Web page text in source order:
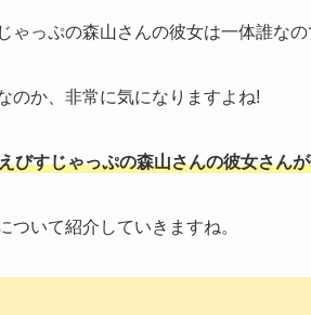
ゃっぷの森山さんの彼女は一体誰なの
のか、非常に気になりますよね!
びすじゃっぷの森山さんの彼女さん
ついて紹介していきますね。